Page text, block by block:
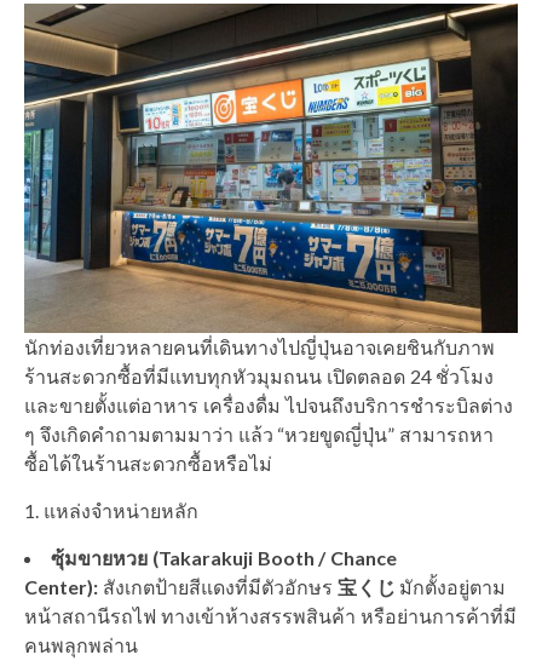
นักท่องเที่ยวหลายคนที่เดินทางไปญี่ปุ่นอาจเคยชินกับภาพ
ร้านสะดวกซื้อที่มีแทบทุกหัวมุมถนน เปิดตลอด 24 ชั่วโมง
และขายตั้งแต่อาหาร เครื่องดื่ม ไปจนถึงบริการชำระบิลต่าง
ๆ จึงเกิดคำถามตามมาว่า แล้ว “หวยขูดญี่ปุ่น” สามารถหา
ซื้อได้ในร้านสะดวกซื้อหรือไม่
1. แหล่งจำหน่ายหลัก
ซุ้มขายหวย (Takarakuji Booth / Chance
Center): สังเกตป้ายสีแดงที่มีตัวอักษร 宝くじ มักตั้งอยู่ตาม
หน้าสถานีรถไฟ ทางเข้าห้างสรรพสินค้า หรือย่านการค้าที่มี
คนพลุกพล่าน